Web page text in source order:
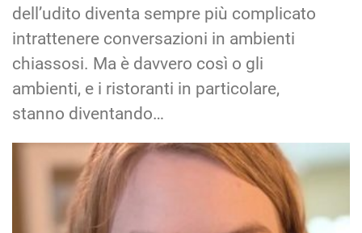
dell’udito diventa sempre più complicato
intrattenere conversazioni in ambienti
chiassosi. Ma è davvero così o gli
ambienti, e i ristoranti in particolare,
stanno diventando…